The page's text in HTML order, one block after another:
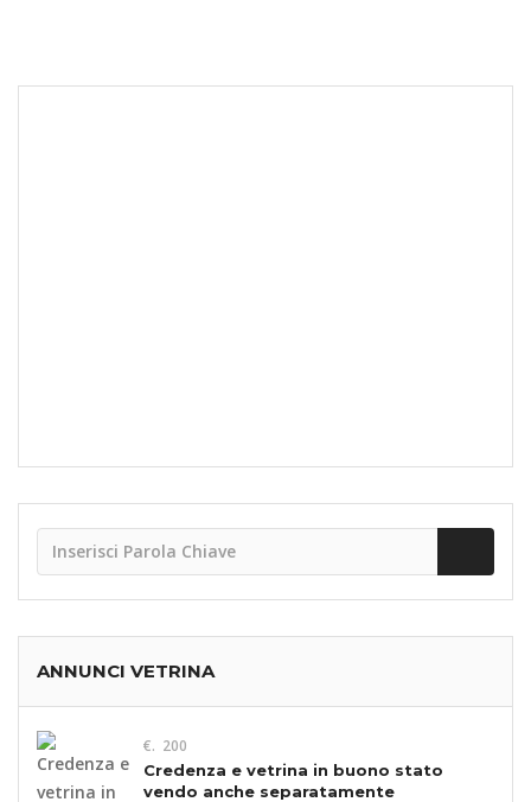
ANNUNCI VETRINA
€. 200
Credenza e vetrina in buono stato
vendo anche separatamente